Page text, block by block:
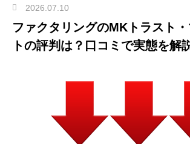
2026.07.10
ファクタリングのMKトラスト
トの評判は？口コミで実態を解